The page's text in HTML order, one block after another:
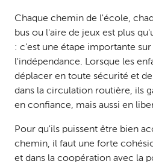
Chaque chemin de l'école,
bus ou l'aire de jeux est plus
: c'est une étape importante
l'indépendance. Lorsque les
déplacer en toute sécurité et
dans la circulation routière, ils
en confiance, mais aussi en
Pour qu'ils puissent être bien
chemin, il faut une forte
et dans la coopération avec la